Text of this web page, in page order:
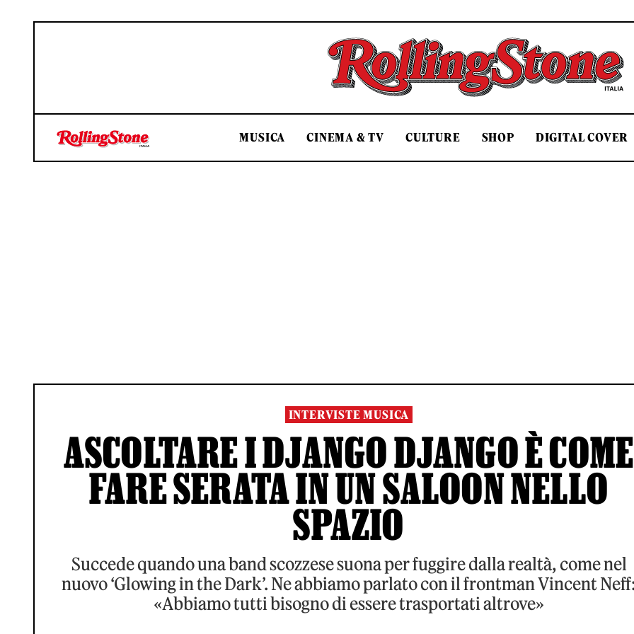
Rolling Stone Italia
MUSICA CINEMA & TV CULTURE SHOP DIGITAL COVER
INTERVISTE MUSICA
ASCOLTARE I DJANGO DJANGO È COME
FARE SERATA IN UN SALOON NELLO
SPAZIO
Succede quando una band scozzese suona per fuggire dalla realtà, come nel
nuovo ‘Glowing in the Dark’. Ne abbiamo parlato con il frontman Vincent
«Abbiamo tutti bisogno di essere trasportati altrove»